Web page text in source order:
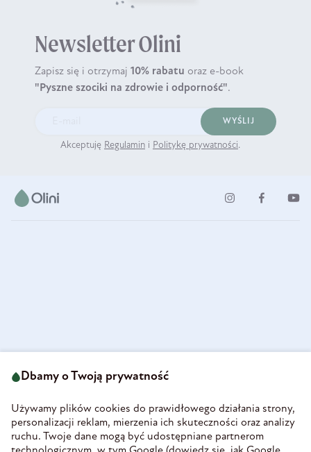
Newsletter Olini
Zapisz się i otrzymaj 10% rabatu oraz e-book
"Pyszne szociki na zdrowie i odporność".
WYŚLIJ
Akceptuję Regulamin i Politykę prywatności.
58-160 Świebodzice
REGON 890213034
INFORMACJE
Dbamy o Twoją prywatność
Używamy plików cookies do prawidłowego działania strony,
personalizacji reklam, mierzenia ich skuteczności oraz analizy
ruchu. Twoje dane mogą być udostępniane partnerom